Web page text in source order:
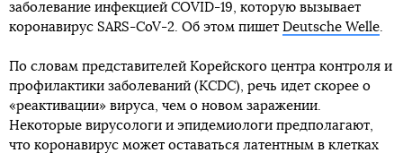
заболевание инфекцией COVID-19, которую вызывает
коронавирус SARS-CoV-2. Об этом пишет Deutsche Welle.
По словам представителей Корейского центра контроля и
профилактики заболеваний (KCDC), речь идет скорее о
«реактивации» вируса, чем о новом заражении.
Некоторые вирусологи и эпидемиологи предполагают,
что коронавирус может оставаться латентным в клетках